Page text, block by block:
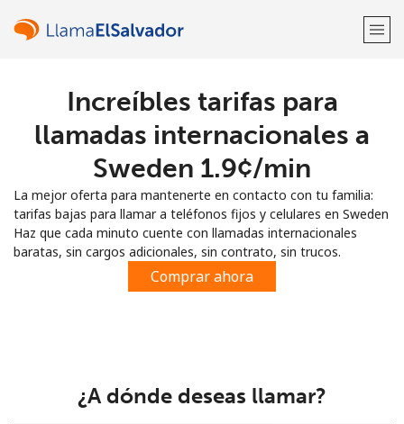
¡Bienvenido!
Regístrate con
Increíbles tarifas para
llamadas internacionales a
Sweden ⁦1.9¢⁩/min
La mejor oferta para mantenerte en contacto con tu familia:
tarifas bajas para llamar a teléfonos fijos y celulares en Sweden
Haz que cada minuto cuente con llamadas internacionales
baratas, sin cargos adicionales, sin contrato, sin trucos.
Comprar ahora
¿A dónde deseas llamar?